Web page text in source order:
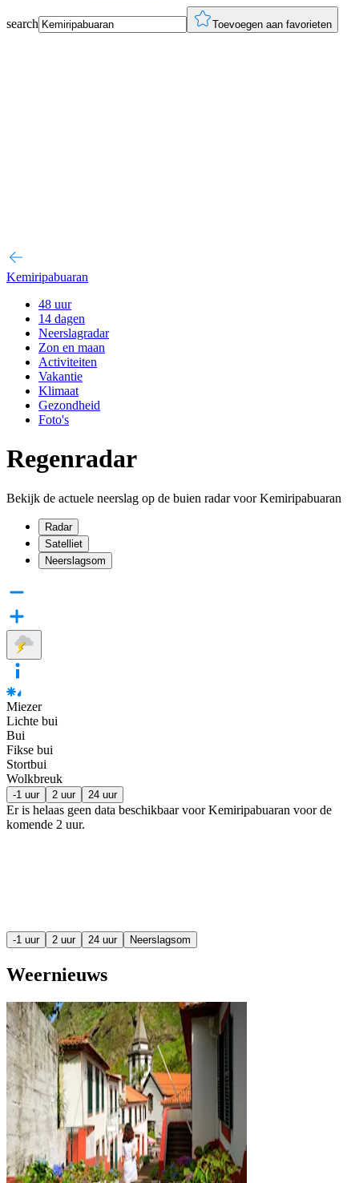
search Toevoegen aan favorieten
Kemiripabuaran
48 uur
14 dagen
Neerslagradar
Zon en maan
Activiteiten
Vakantie
Klimaat
Gezondheid
Foto's
Regenradar
Bekijk de actuele neerslag op de buien radar voor Kemiripabuaran
Radar
Satelliet
Neerslagsom
Miezer
Lichte bui
Bui
Fikse bui
Stortbui
Wolkbreuk
-1 uur 2 uur 24 uur
Er is helaas geen data beschikbaar voor Kemiripabuaran voor de
komende 2 uur.
-1 uur 2 uur 24 uur Neerslagsom
Weernieuws